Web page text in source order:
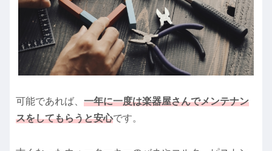
可能であれば、 一年に一度は楽器屋さんでメンテナン
スをしてもらうと安心です。